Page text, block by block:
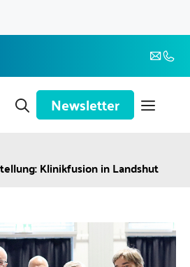
Newsletter
Klinikfusion in Landshut